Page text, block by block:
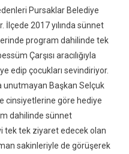
Pursaklar Belediye
İlçede 2017 yılında sünnet
program dahilinde tek
Çarşısı aracılığıyla
edip çocukları sevindiriyor.
unutmayan Başkan Selçuk
cinsiyetlerine göre hediye
dahilinde sünnet
tek tek ziyaret edecek olan
sakinleriyle de görüşerek